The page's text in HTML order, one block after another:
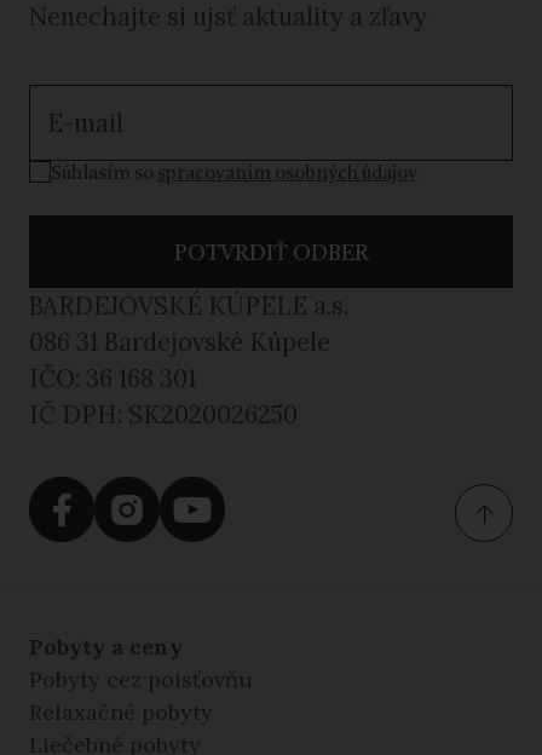
Nenechajte si ujsť aktuality a zľavy
Súhlasím so spracovaním osobných údajov
Súhlasím so spracovaním osobných údajov
POTVRDIŤ ODBER
BARDEJOVSKÉ KÚPELE a.s.
086 31 Bardejovské Kúpele
IČO: 36 168 301
IČ DPH: SK2020026250
Pobyty a ceny
Pobyty cez poisťovňu
Relaxačné pobyty
Liečebné pobyty